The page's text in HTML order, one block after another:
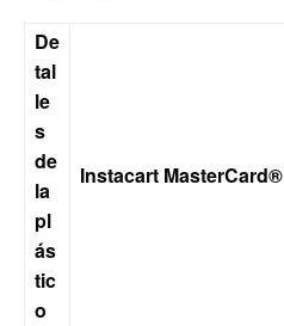
De
tal
le
s
de
la
pl
ás
tic
o
Instacart MasterCard®